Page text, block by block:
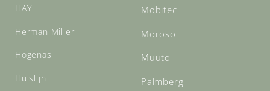
HAY
Herman Miller
Hogenas
Huislijn
Mobitec
Moroso
Muuto
Palmberg